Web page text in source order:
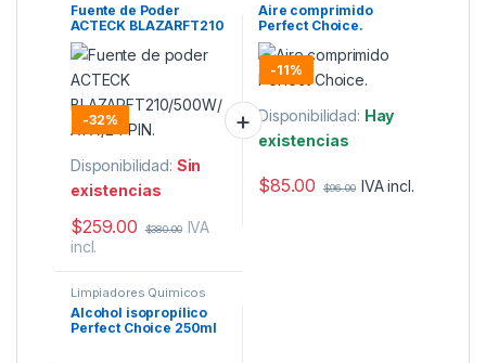
Fuente de Poder
ACTECK BLAZARFT210
– 500W ATX 24 Pines
-32%
Disponibilidad: Sin
existencias
$259.00 $380.00 IVA
incl.
Aire comprimido
Perfect Choice.
-11%
Disponibilidad: Hay
existencias
$85.00 $96.00 IVA incl.
Limpiadores Quimicos
Alcohol isopropílico
Perfect Choice 250ml